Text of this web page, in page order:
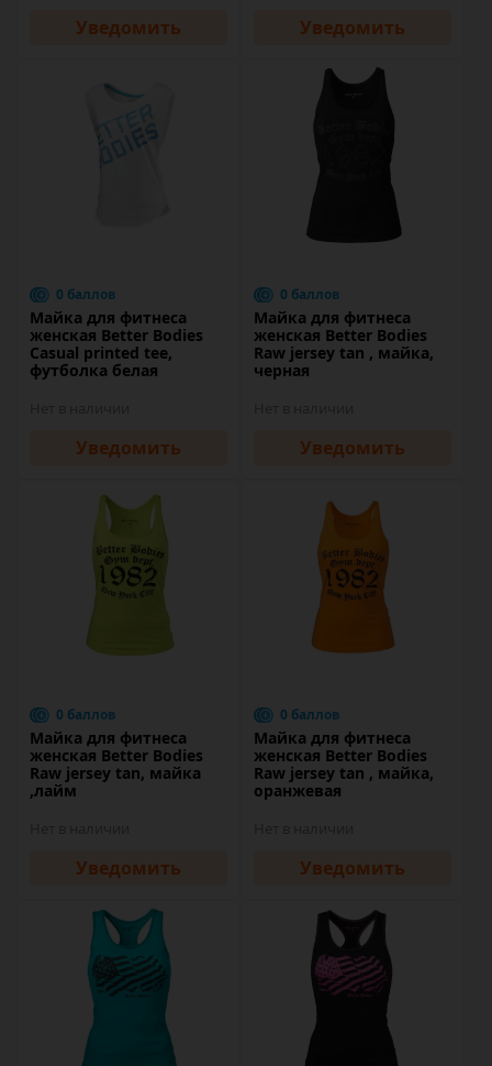
Уведомить Уведомить
0 баллов
Майка для фитнеса
женская Better Bodies
Casual printed tee,
футболка белая
Уведомить
0 баллов
Майка для фитнеса
женская Better Bodies
Raw jersey tan , майка,
черная
Уведомить
0 баллов
Майка для фитнеса
женская Better Bodies
Raw jersey tan, майка
,лайм
Уведомить
0 баллов
Майка для фитнеса
женская Better Bodies
Raw jersey tan , майка,
оранжевая
Уведомить